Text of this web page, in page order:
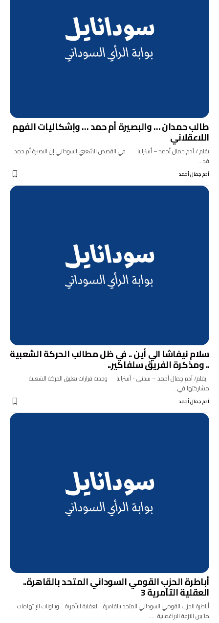
طالب حمدان … والبصيرة أم حمد … وإشكاليات الفهم
اللاعقلاني
بقلم / آدم جمال أحمد – أستراليا في القصص الشعبي السوداني إن البصيرة أم حمد
قد…
آدم جمال أحمد
سلام نيفاشا الي أين .. في ظل مطالب الحركة الشعبية
.. ومذكرة الفريق سلفاكير..
بقلم/ آدم جمال أحمد – سدني - أستراليا وجدت قرارات تعليق الحركة الشعبية
مشاركتها في…
آدم جمال أحمد
أباطرة الحزب القومي السوداني المتحد بالقاهرة..
العقلية التآمرية 3
أباطرة الحزب القومي السوداني المتحد بالقاهرة.. العقلية التآمرية .. وبالونات الإ تهامات ..
ما بين النزعة البراغماتية ..…